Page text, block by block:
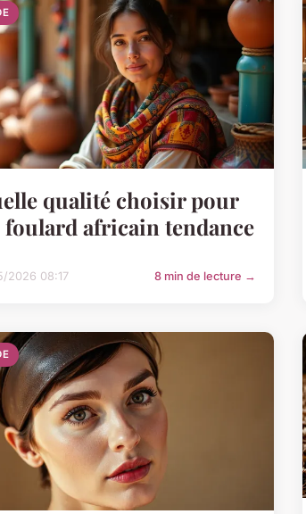
qualité choisir pour
africain tendance
2026 08:17 8 min de lecture →